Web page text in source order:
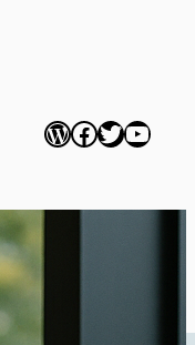
WordPress
Facebook
Twitter